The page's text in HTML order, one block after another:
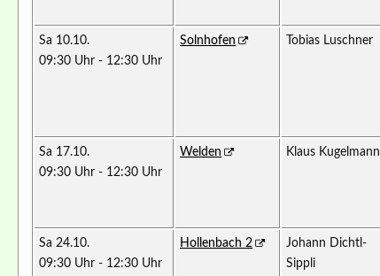
Sa 10.10.
09:30 Uhr - 12:30 Uhr
Solnhofen Tobias Luschner
Sa 17.10.
09:30 Uhr - 12:30 Uhr
Welden Klaus Kugelmann
Sa 24.10.
09:30 Uhr - 12:30 Uhr
Hollenbach 2
Johann Dichtl-
Sippli